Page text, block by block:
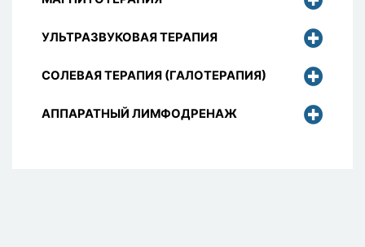
УЛЬТРАЗВУКОВАЯ ТЕРАПИЯ
СОЛЕВАЯ ТЕРАПИЯ (ГАЛОТЕРАПИЯ)
АППАРАТНЫЙ ЛИМФОДРЕНАЖ